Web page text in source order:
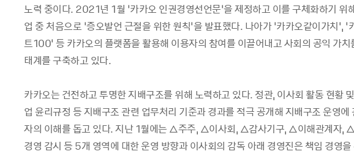
노력 중이다. 2021년 1월 ‘카카오 인권경영선언문’을 제정하고 이를 구체화하기 위
업 중 처음으로 ‘증오발언 근절을 위한 원칙’을 발표했다. 나아가 ‘카카오같이가치’, ‘
트100’ 등 카카오의 플랫폼을 활용해 이용자의 참여를 이끌어내고 사회의 공익 가치
태계를 구축하고 있다.
카카오는 건전하고 투명한 지배구조를 위해 노력하고 있다. 정관, 이사회 활동 현황
업 윤리규정 등 지배구조 관련 업무처리 기준과 경과를 적극 공개해 지배구조 운영에
자의 이해를 돕고 있다. 지난 1월에는 △주주, △이사회, △감사기구, △이해관계자,
경영 감시 등 5개 영역에 대한 운영 방향과 이사회의 감독 아래 경영진은 책임 경영